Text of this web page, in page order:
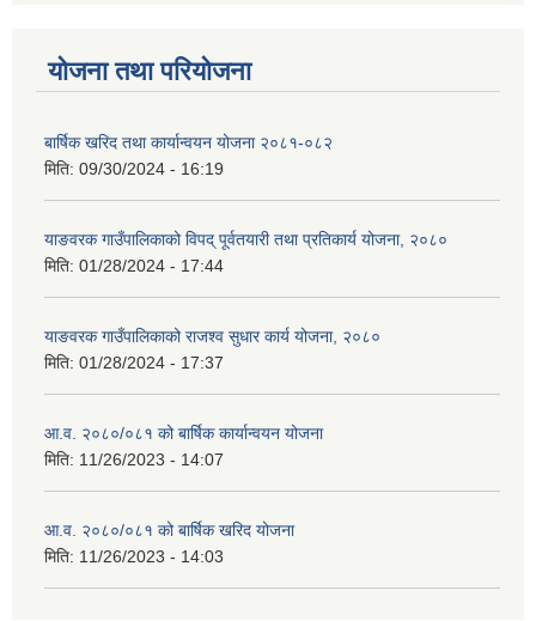
योजना तथा परियोजना
बार्षिक खरिद तथा कार्यान्वयन योजना २०८१-०८२
मिति: 09/30/2024 - 16:19
याङवरक गाउँपालिकाको विपद् पूर्वतयारी तथा प्रतिकार्य योजना, २०८०
मिति: 01/28/2024 - 17:44
याङवरक गाउँपालिकाको राजश्व सुधार कार्य योजना, २०८०
मिति: 01/28/2024 - 17:37
आ.व. २०८०/०८१ को बार्षिक कार्यान्वयन योजना
मिति: 11/26/2023 - 14:07
आ.व. २०८०/०८१ को बार्षिक खरिद योजना
मिति: 11/26/2023 - 14:03